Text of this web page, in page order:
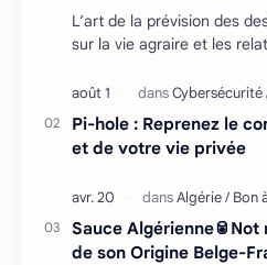
L’art de la prévision des
sur la vie agraire et les
Pi-hole : Reprenez le
et de votre vie privée
Sauce
de son Origine Belge-